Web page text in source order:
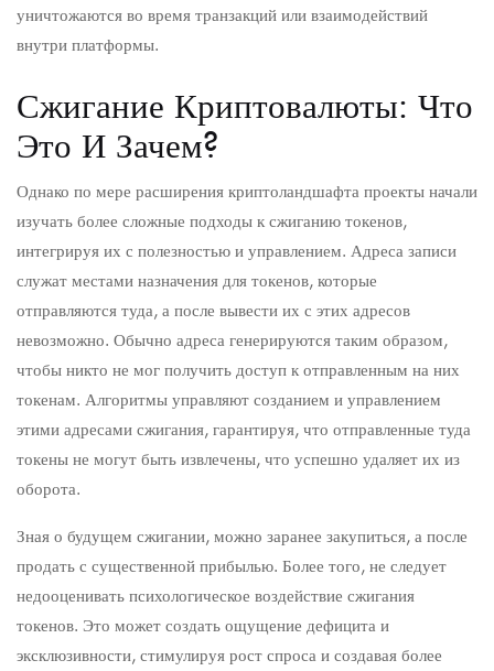
уничтожаются во время транзакций или взаимодействий
внутри платформы.
Сжигание Криптовалюты: Что
Это И Зачем?
Однако по мере расширения криптоландшафта проекты начали
изучать более сложные подходы к сжиганию токенов,
интегрируя их с полезностью и управлением. Адреса записи
служат местами назначения для токенов, которые
отправляются туда, а после вывести их с этих адресов
невозможно. Обычно адреса генерируются таким образом,
чтобы никто не мог получить доступ к отправленным на них
токенам. Алгоритмы управляют созданием и управлением
этими адресами сжигания, гарантируя, что отправленные туда
токены не могут быть извлечены, что успешно удаляет их из
оборота.
Зная о будущем сжигании, можно заранее закупиться, а после
продать с существенной прибылью. Более того, не следует
недооценивать психологическое воздействие сжигания
токенов. Это может создать ощущение дефицита и
эксклюзивности, стимулируя рост спроса и создавая более